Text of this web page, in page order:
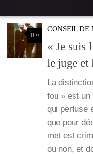
0
CONSEIL DE
« Je suis
le juge et
La
fou » est un
qui per­fuse
que pour
met est
ou non, et